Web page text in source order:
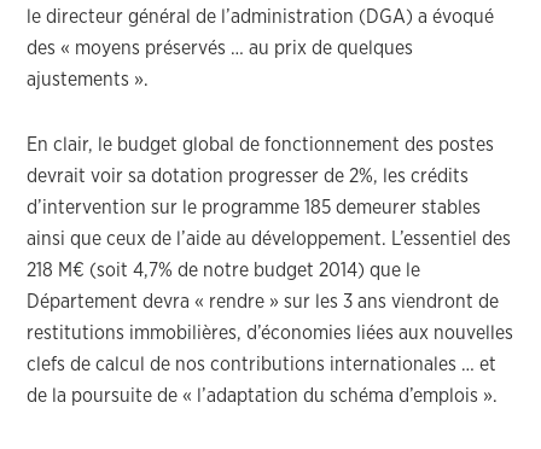
le directeur général de l’administration (DGA) a évoqué
des « moyens préservés … au prix de quelques
ajustements ».
En clair, le budget global de fonctionnement des postes
devrait voir sa dotation progresser de 2%, les crédits
d’intervention sur le programme 185 demeurer stables
ainsi que ceux de l’aide au développement. L’essentiel des
218 M€ (soit 4,7% de notre budget 2014) que le
Département devra « rendre » sur les 3 ans viendront de
restitutions immobilières, d’économies liées aux nouvelles
clefs de calcul de nos contributions internationales … et
de la poursuite de « l’adaptation du schéma d’emplois ».